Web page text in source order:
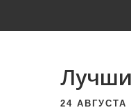
24 АВГУСТА